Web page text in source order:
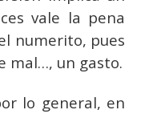
vale la pena
numerito, pues
mal…, un gasto.
lo general, en